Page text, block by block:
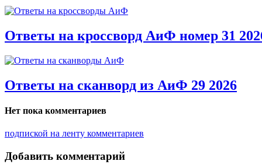
Ответы на кроссворд АиФ номер 31
Ответы на сканворд из АиФ 29 2026
Нет пока комментариев
подпиской на ленту комментариев
Добавить комментарий